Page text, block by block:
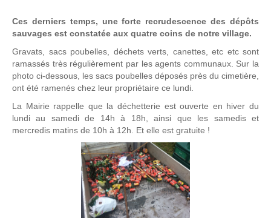
Ces derniers temps, une forte recrudescence des dépôts
sauvages est constatée aux quatre coins de notre village.
Gravats, sacs poubelles, déchets verts, canettes, etc etc sont
ramassés très régulièrement par les agents communaux. Sur la
photo ci-dessous, les sacs poubelles déposés près du cimetière,
ont été ramenés chez leur propriétaire ce lundi.
La Mairie rappelle que la déchetterie est ouverte en hiver du
lundi au samedi de 14h à 18h, ainsi que les samedis et
mercredis matins de 10h à 12h. Et elle est gratuite !